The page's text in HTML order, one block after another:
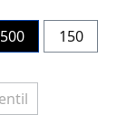
500 150
Option ist zurzeit nicht